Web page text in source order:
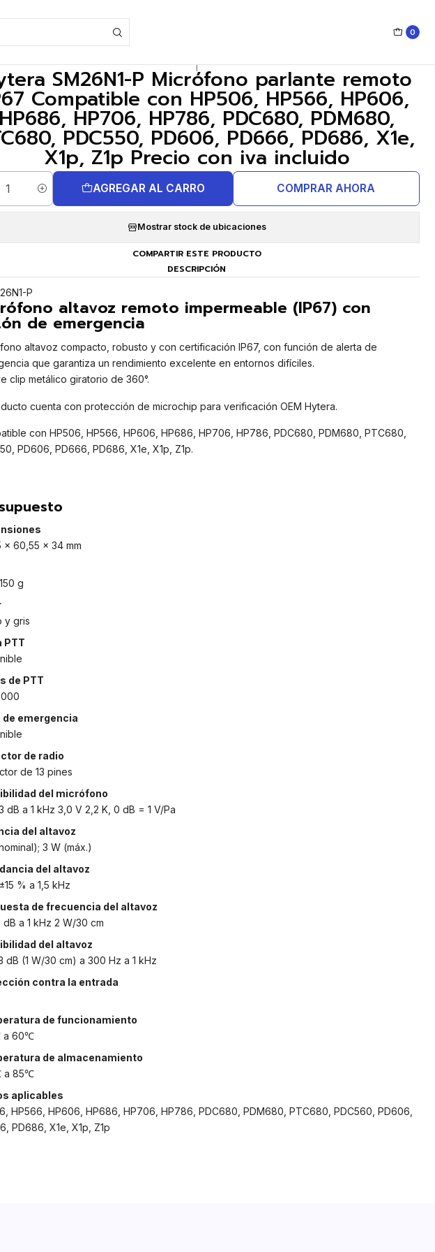
0
PDM680, PTC680, PDC550, PD606, PD666, PD686, X1e, X1p, Z1p Precio con iva incluido
|
SM26N1-P Micrófono parlante remoto
Compatible con HP506, HP566, HP606,
HP686, HP706, HP786, PDC680, PDM680,
PDC550, PD606, PD666, PD686, X1e,
X1p, Z1p Precio con iva incluido
AGREGAR AL CARRO COMPRAR AHORA
Mostrar stock de ubicaciones
COMPARTIR ESTE PRODUCTO
DESCRIPCIÓN
altavoz remoto impermeable (IP67) con
de emergencia
altavoz compacto, robusto y con certificación IP67, con función de alerta de
que garantiza un rendimiento excelente en entornos difíciles.
clip metálico giratorio de 360°.
cuenta con protección de microchip para verificación OEM Hytera.
con HP506, HP566, HP606, HP686, HP706, HP786, PDC680, PDM680, PTC680,
PD606, PD666, PD686, X1e, X1p, Z1p.
x 60,55 x 34 mm
g
y gris
PTT
de PTT
de emergencia
de radio
de 13 pines
del micrófono
dB a 1 kHz 3,0 V 2,2 K, 0 dB = 1 V/Pa
del altavoz
3 W (máx.)
del altavoz
% a 1,5 kHz
de frecuencia del altavoz
a 1 kHz 2 W/30 cm
del altavoz
dB (1 W/30 cm) a 300 Hz a 1 kHz
contra la entrada
de funcionamiento
a 60℃
de almacenamiento
a 85℃
aplicables
HP566, HP606, HP686, HP706, HP786, PDC680, PDM680, PTC680, PDC560, PD606,
PD686, X1e, X1p, Z1p